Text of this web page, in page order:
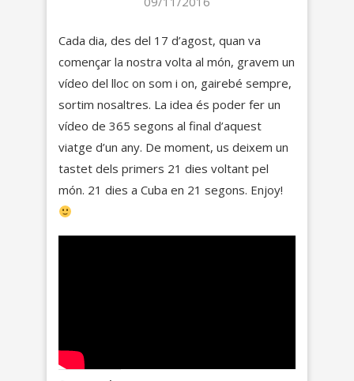
Cada dia, des del 17 d’agost, quan va
començar la nostra volta al món, gravem un
vídeo del lloc on som i on, gairebé sempre,
sortim nosaltres. La idea és poder fer un
vídeo de 365 segons al final d’aquest
viatge d’un any. De moment, us deixem un
tastet dels primers 21 dies voltant pel
món. 21 dies a Cuba en 21 segons. Enjoy!